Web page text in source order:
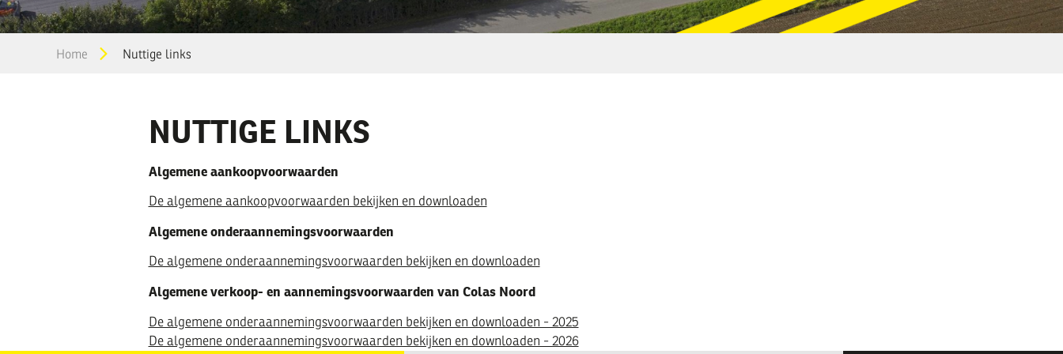
You
Home Nuttige links
NUTTIGE LINKS
Algemene aankoopvoorwaarden
De algemene aankoopvoorwaarden bekijken en downloaden
Algemene onderaannemingsvoorwaarden
De algemene onderaannemingsvoorwaarden bekijken en downloaden
Algemene verkoop- en aannemingsvoorwaarden van Colas Noord
De algemene onderaannemingsvoorwaarden bekijken en downloaden - 2025
De algemene onderaannemingsvoorwaarden bekijken en downloaden - 2026